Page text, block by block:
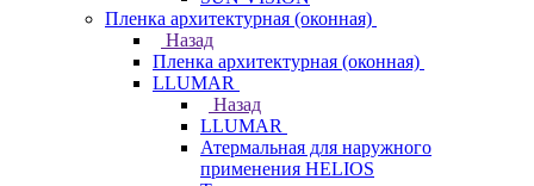
Пленка архитектурная (оконная)
Назад
Пленка архитектурная (оконная)
LLUMAR
Назад
LLUMAR
Атермальная для наружного
применения HELIOS